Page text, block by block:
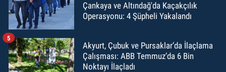
Çankaya ve Altındağ'da Kaçakçılık
Operasyonu: 4 Şüpheli Yakalandı
Akyurt, Çubuk ve Pursaklar’da İlaçlama
Çalışması: ABB Temmuz’da 6 Bin
Noktayı İlaçladı
5